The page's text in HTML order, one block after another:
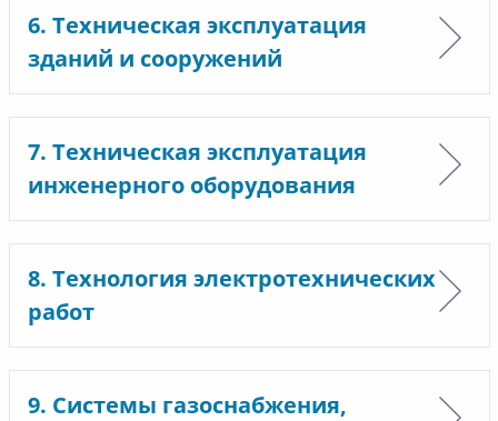
6. Техническая эксплуатация
зданий и сооружений
7. Техническая эксплуатация
инженерного оборудования
8. Технология электротехнических
работ
9. Системы газоснабжения,